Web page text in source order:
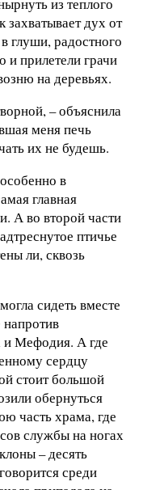
захватывает дух от
глуши, радостного
и прилетели грачи
на деревьях.
– объяснила
меня печь
их не будешь.
в
главная
А во второй части
птичье
ли, сквозь
сидеть вместе
и Мефодия. А где
сердцу
стоит большой
обернуться
часть храма, где
службы на ногах
– десять
среди